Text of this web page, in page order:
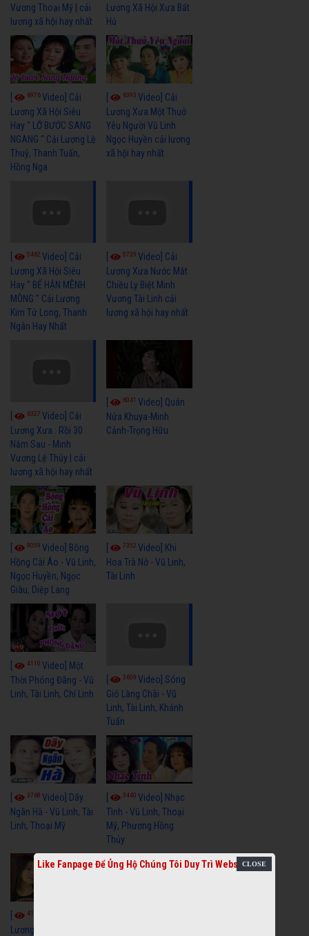
Vương Thoại Mỹ | cải
lương xã hội hay nhất
Lương Xã Hội Xưa Bất
Hủ
6976Video] Cải
Lương Xã Hội Siêu
Hay " LỠ BƯỚC SANG
NGANG " Cải Lương Lệ
Thuỷ, Thanh Tuấn,
Hồng Nga
6393Video] Cải
Lương Xưa Một Thuở
Yêu Người Vũ Linh
Ngọc Huyền cải lương
xã hội hay nhất
5462 Video] Cải
Lương Xã Hội Siêu
Hay " BỂ HẬN MÊNH
MÔNG " Cải Lương
Kim Tử Long, Thanh
Ngân Hay Nhất
5739Video] Cải
Lương Xưa Nước Mắt
Chiều Ly Biệt Minh
Vương Tài Linh cải
lương xã hội hay nhất
6327 Video] Cải
Lương Xưa : Rồi 30
Năm Sau - Minh
Vương Lệ Thủy | cải
lương xã hội hay nhất
6041Video] Quán
Nửa Khuya-Minh
Cảnh-Trọng Hữu
9059 Video] Bông
Hồng Cài Áo - Vũ Linh,
Ngọc Huyền, Ngọc
Giàu, Diệp Lang
7352Video] Khi
Hoa Trà Nở - Vũ Linh,
Tài Linh
4110 Video] Một
Thời Phóng Đãng - Vũ
Linh, Tài Linh, Chí Linh
3659Video] Sóng
Gió Làng Chài - Vũ
Linh, Tài Linh, Khánh
Tuấn
3768 Video] Dãy
Ngân Hà - Vũ Linh, Tài
Linh, Thoại Mỹ
3440Video] Nhạc
Tình - Vũ Linh, Thoại
Mỹ, Phương Hồng
Thủy
4114
Lương Xưa Hãy Ngủ
Like Fanpage Để Ủng Hộ Chúng Tôi Duy Trì Website